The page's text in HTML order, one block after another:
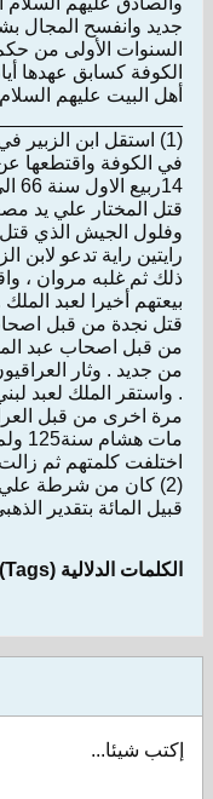
جديد وانفسح المجال
الكوفة كسابق عهدها
أهل البيت عليهم
(1) استقل ابن الزبير
في الكوفة واقتطعها
قتل المختار علي يد
وفلول الجيش الذي
رايتين راية تدعو لابن
ذلك ثم غلبه مروان ،
بيعتهم أخيرا لعبد
قتل نجدة من قبل اصحاب
من قبل اصحاب عبد
. واستقر الملك لعبد
مات
اختلفت كلمتهم ثم زالت
(2) كان من شرطة علي
قبيل المائة بتقدير
الكلمات الدلالية (Tags):
إكتب شيئا...